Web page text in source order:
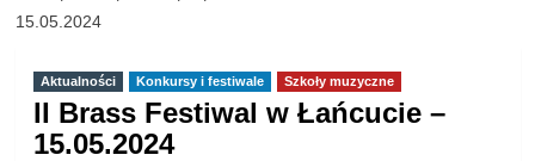
15.05.2024
Aktualności Konkursy i festiwale Szkoły muzyczne
II Brass Festiwal w Łańcucie –
15.05.2024